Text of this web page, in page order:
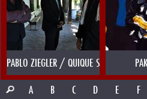
PABLO ZIEGLER / QUIQUE SINESI
A
B C D E F